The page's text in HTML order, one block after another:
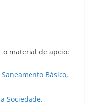
o material de apoio:
Básico,
Sociedade.